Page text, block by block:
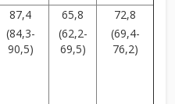
87,4
(84,3-
90,5)
65,8
(62,2-
69,5)
72,8
(69,4-
76,2)